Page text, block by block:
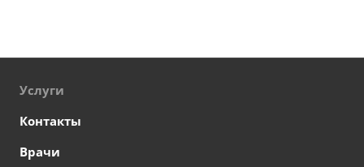
Услуги
Контакты
Врачи